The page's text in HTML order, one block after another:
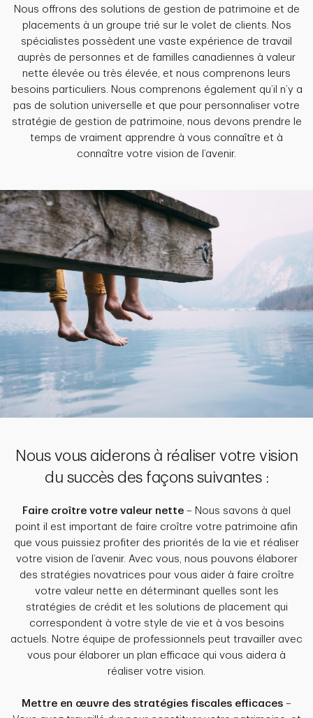
Nous offrons des solutions de gestion de patrimoine et de
placements à un groupe trié sur le volet de clients. Nos
spécialistes possèdent une vaste expérience de travail
auprès de personnes et de familles canadiennes à valeur
nette élevée ou très élevée, et nous comprenons leurs
besoins particuliers. Nous comprenons également qu’il n’y a
pas de solution universelle et que pour personnaliser votre
stratégie de gestion de patrimoine, nous devons prendre le
temps de vraiment apprendre à vous connaître et à
connaître votre vision de l’avenir.
Nous vous aiderons à réaliser votre vision
du succès des façons suivantes :
Faire croître votre valeur nette – Nous savons à quel
point il est important de faire croître votre patrimoine afin
que vous puissiez profiter des priorités de la vie et réaliser
votre vision de l’avenir. Avec vous, nous pouvons élaborer
des stratégies novatrices pour vous aider à faire croître
votre valeur nette en déterminant quelles sont les
stratégies de crédit et les solutions de placement qui
correspondent à votre style de vie et à vos besoins
actuels. Notre équipe de professionnels peut travailler avec
vous pour élaborer un plan efficace qui vous aidera à
réaliser votre vision.
Mettre en œuvre des stratégies fiscales efficaces –